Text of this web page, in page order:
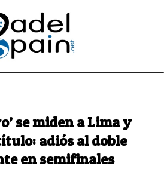
se miden a Lima y
adiós al doble
en semifinales